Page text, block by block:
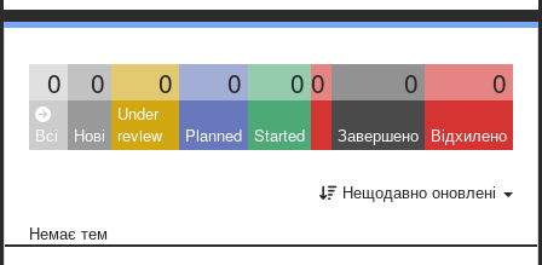
0 0 0 0 0 0 0 0
Всі Нові
Under
review
Planned Started Завершено Відхилено
Нещодавно оновлені
Немає тем